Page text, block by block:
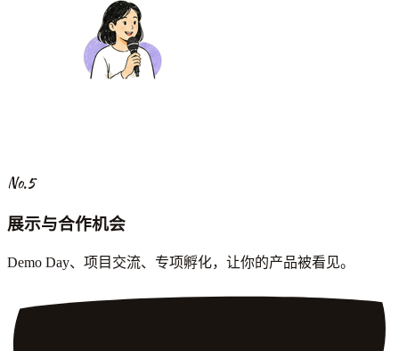
No.5
展示与合作机会
Demo Day、项目交流、专项孵化，让你的产品被看见。